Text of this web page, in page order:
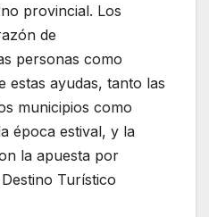
provincial. Los
de
personas como
estas ayudas, tanto las
municipios como
época estival, y la
la apuesta por
Turístico